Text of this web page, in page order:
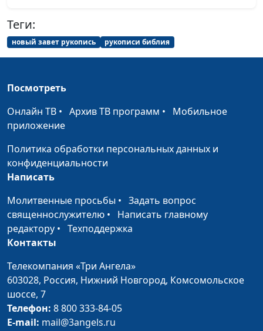
священнослужитель,
филолог, литературовед
Дьявольская река и
великая блудница
историк, богослов,
филолог, литературовед
Поиск Бога: три
Божественного
откровения
историк, богослов,
Александр Богданенков,
священнослужитель,
Исповедь по-
библейски:
потерянная истина
Олег Габрусевич,
священнослужитель,
Александр Богданенков,
Теги:
новый завет рукопись рукописи библия
Посмотреть
Онлайн ТВ • Архив ТВ программ • Мобильное
приложение
Политика обработки персональных данных и
конфиденциальности
Написать
Молитвенные просьбы • Задать вопрос
священнослужителю • Написать главному
редактору • Техподдержка
Контакты
Телекомпания «Три Ангела»
603028, Россия, Нижний Новгород, Комсомольское
шоссе, 7
Телефон: 8 800 333-84-05
E-mail: mail@3angels.ru